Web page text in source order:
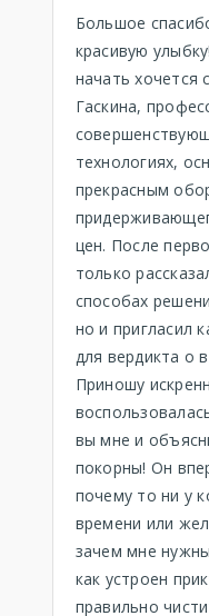
Большое
красивую
начать хочется
Гаскина,
технологиях,
прекрасным
цен. После
только
способах
но и пригласил
для вердикта о
Приношу
вы мне и
покорны! Он
почему то ни у
времени или
зачем мне
как устроен
правильно